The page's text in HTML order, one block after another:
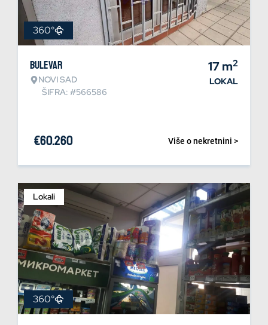
360°
Bulevar
NOVI SAD
ŠIFRA: #566586
17m2
LOKAL
Više o nekretnini >
€60.260
Lokali
360°